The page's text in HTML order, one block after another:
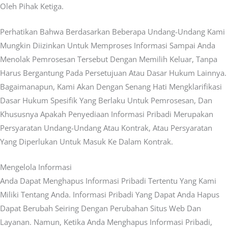
Oleh Pihak Ketiga.
Perhatikan Bahwa Berdasarkan Beberapa Undang-Undang Kami
Mungkin Diizinkan Untuk Memproses Informasi Sampai Anda
Menolak Pemrosesan Tersebut Dengan Memilih Keluar, Tanpa
Harus Bergantung Pada Persetujuan Atau Dasar Hukum Lainnya.
Bagaimanapun, Kami Akan Dengan Senang Hati Mengklarifikasi
Dasar Hukum Spesifik Yang Berlaku Untuk Pemrosesan, Dan
Khususnya Apakah Penyediaan Informasi Pribadi Merupakan
Persyaratan Undang-Undang Atau Kontrak, Atau Persyaratan
Yang Diperlukan Untuk Masuk Ke Dalam Kontrak.
Mengelola Informasi
Anda Dapat Menghapus Informasi Pribadi Tertentu Yang Kami
Miliki Tentang Anda. Informasi Pribadi Yang Dapat Anda Hapus
Dapat Berubah Seiring Dengan Perubahan Situs Web Dan
Layanan. Namun, Ketika Anda Menghapus Informasi Pribadi,